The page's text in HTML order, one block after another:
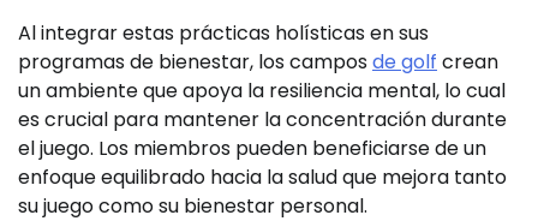
Al integrar estas prácticas holísticas en sus
programas de bienestar, los camposde golf crean
un ambiente que apoya la resiliencia mental, lo cual
es crucial para mantener la concentración durante
el juego. Los miembros pueden beneficiarse de un
enfoque equilibrado hacia la salud que mejora tanto
su juego como su bienestar personal.